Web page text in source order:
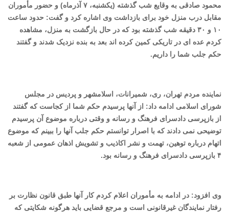
محمود صادقی به وقایع شب گذشته (یکشنبه، ۷ آذرماه) و حضور مأموران
مقابل درب منزل خود برای بازداشت وی اشاره کرد و گفت: حدود ساعت
۱۰ و ۳۰ دقیقه شب گذشته بود که در حال بازگشت به منزل، مشاهده
کردم عده ای در تاریکی کمین کرده اند بعد به بنده نزدیک شدند و گفتند
حکم جلب شما را داریم.
نماینده مردم تهران، ری، شمیرانات، اسلامشهر و پردیس در مجلس
شورای اسلامی ادامه داد: از آنها پرسیدم حکم شما از کجاست که گفتند
از بازپرسی دادسرای فرهنگ و رسانه و وقتی درباره موضوع آن پرسیدم
توضیحی نمی دادند که با اصرار توانستم حکم جلب آنها را ببینم که موضوع
اتهام درباره توهین، تهمت و نشر اکاذیب و تشویش اذهان عمومی از شعبه
۴ بازپرسی دادسرای فرهنگ و رسانه بود.
وی افزود: در ادامه به مأموران اعلام کردم کار آنها طبق قانون نظارت بر
رفتار نمایندگان غیرقانونی است و مرجع قضایی باید هرگونه شکایتی که